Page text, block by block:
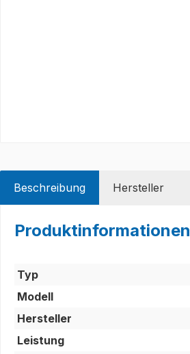
Beschreibung Hersteller
Produktinformationen
Typ
Modell
Hersteller
Leistung